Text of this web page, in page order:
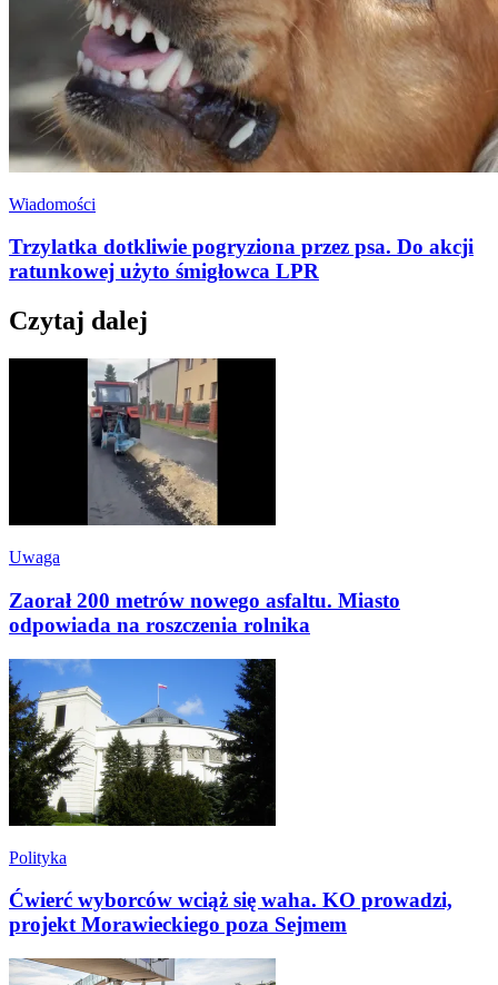
Wiadomości
Trzylatka dotkliwie pogryziona przez psa. Do akcji
ratunkowej użyto śmigłowca LPR
Czytaj dalej
Uwaga
Zaorał 200 metrów nowego asfaltu. Miasto
odpowiada na roszczenia rolnika
Polityka
Ćwierć wyborców wciąż się waha. KO prowadzi,
projekt Morawieckiego poza Sejmem